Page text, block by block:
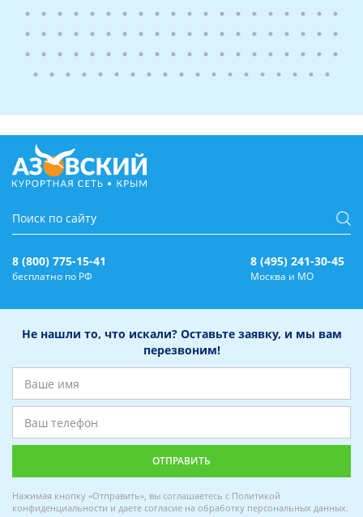
8 (800) 775-15-41
бесплатно по РФ
8 (495) 241-30-45
Москва и МО
Не нашли то, что искали? Оставьте заявку, и мы вам
перезвоним!
Нажимая кнопку «Отправить», вы соглашаетесь с Политикой
конфиденциальности и даете согласие на обработку персональных данных.